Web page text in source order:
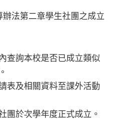
法第二章學生社團之成立
查詢本校是否已成立類似
表及相關資料至課外活動
團於次學年度正式成立。